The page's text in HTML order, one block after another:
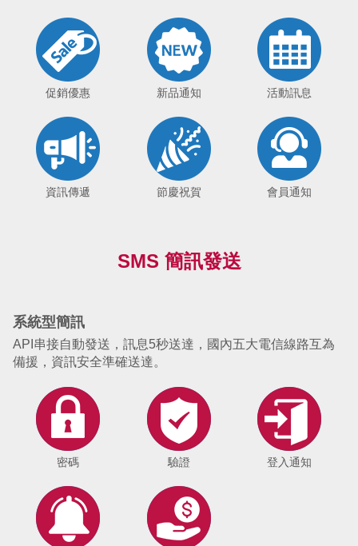
促銷優惠 新品通知 活動訊息
資訊傳遞 節慶祝賀 會員通知
SMS 簡訊發送
系統型簡訊
API串接自動發送，訊息5秒送達，國內五大電信線路互為
備援，資訊安全準確送達。
密碼 驗證 登入通知